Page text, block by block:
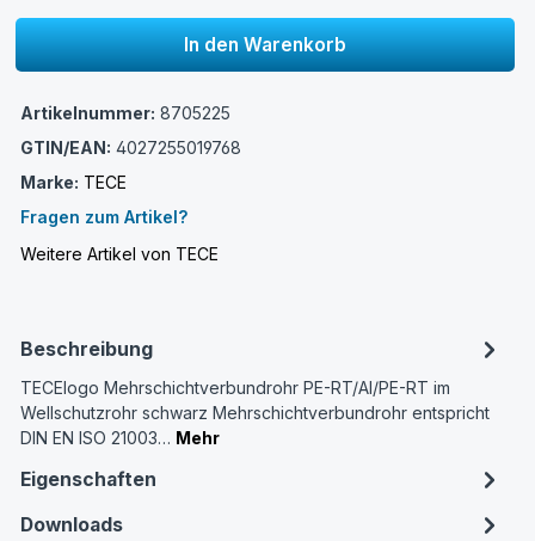
In den Warenkorb
Artikelnummer: 8705225
GTIN/EAN: 4027255019768
Marke: TECE
Fragen zum Artikel?
Weitere Artikel von TECE
Beschreibung
TECElogo Mehrschichtverbundrohr PE-RT/Al/PE-RT im
Wellschutzrohr schwarz Mehrschichtverbundrohr entspricht
DIN EN ISO 21003… Mehr
Eigenschaften
Downloads